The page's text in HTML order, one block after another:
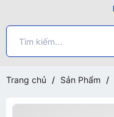
Trang chủ / Sản Phẩm /